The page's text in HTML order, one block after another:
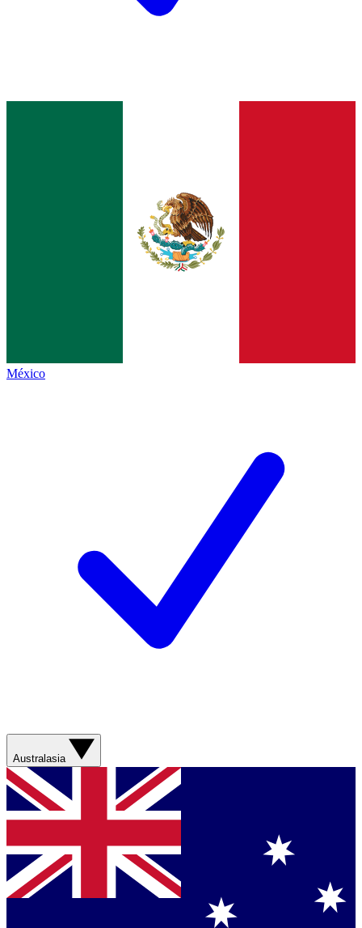
México
Australasia